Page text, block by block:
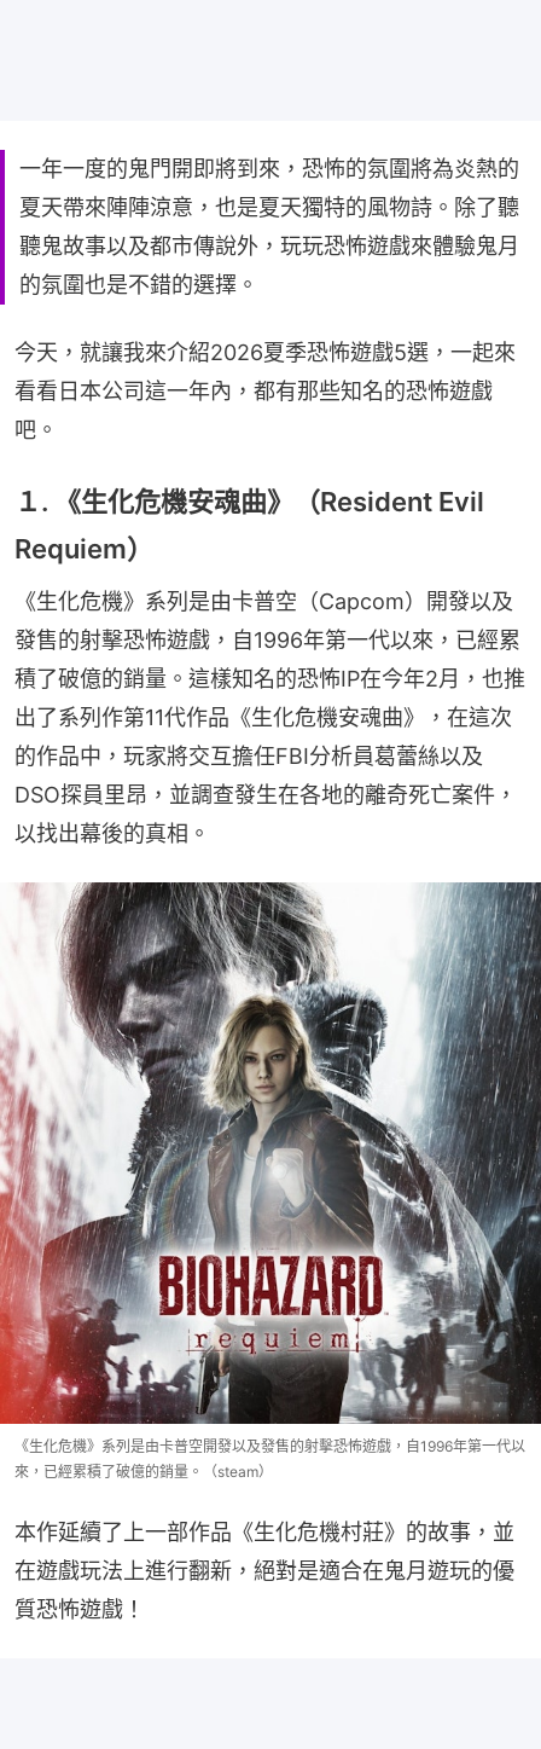
一年一度的鬼門開即將到來，恐怖的氛圍將為炎熱的
夏天帶來陣陣涼意，也是夏天獨特的風物詩。除了聽
聽鬼故事以及都市傳說外，玩玩恐怖遊戲來體驗鬼月
的氛圍也是不錯的選擇。
今天，就讓我來介紹2026夏季恐怖遊戲5選，一起來
看看日本公司這一年內，都有那些知名的恐怖遊戲
吧。
１. 《生化危機安魂曲》（Resident Evil
Requiem）
《生化危機》系列是由卡普空（Capcom）開發以及
發售的射擊恐怖遊戲，自1996年第一代以來，已經累
積了破億的銷量。這樣知名的恐怖IP在今年2月，也推
出了系列作第11代作品《生化危機安魂曲》，在這次
的作品中，玩家將交互擔任FBI分析員葛蕾絲以及
DSO探員里昂，並調查發生在各地的離奇死亡案件，
以找出幕後的真相。
《生化危機》系列是由卡普空開發以及發售的射擊恐怖遊戲，自1996年第一代以
來，已經累積了破億的銷量。（steam）
本作延續了上一部作品《生化危機村莊》的故事，並
在遊戲玩法上進行翻新，絕對是適合在鬼月遊玩的優
質恐怖遊戲！